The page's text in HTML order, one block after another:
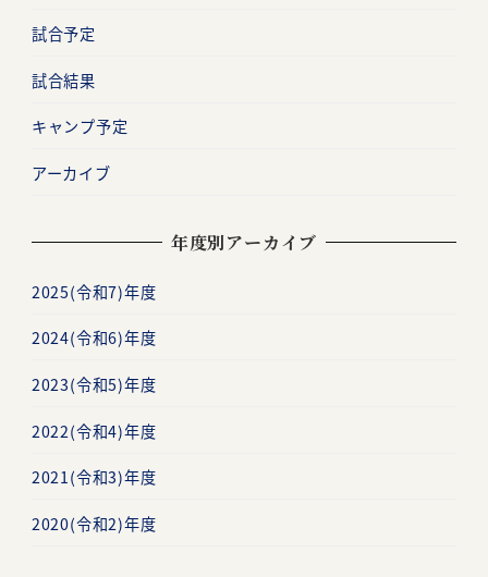
試合予定
試合結果
キャンプ予定
アーカイブ
年度別アーカイブ
2025(令和7)年度
2024(令和6)年度
2023(令和5)年度
2022(令和4)年度
2021(令和3)年度
2020(令和2)年度